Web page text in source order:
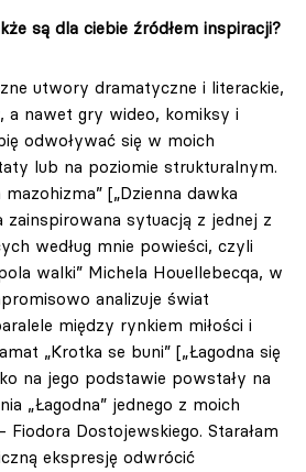
są dla ciebie źródłem inspiracji?
utwory dramatyczne i literackie,
a nawet gry wideo, komiksy i
odwoływać się w moich
lub na poziomie strukturalnym.
[„Dzienna dawka
zainspirowana sytuacją z jednej z
według mnie powieści, czyli
walki” Michela Houellebecqa, w
analizuje świat
między rynkiem miłości i
„Krotka se buni” [„Łagodna się
na jego podstawie powstały na
„Łagodna” jednego z moich
Dostojewskiego. Starałam
ekspresję odwrócić